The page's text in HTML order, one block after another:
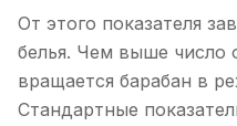
От этого показателя
белья. Чем выше число
вращается барабан в
Стандартные